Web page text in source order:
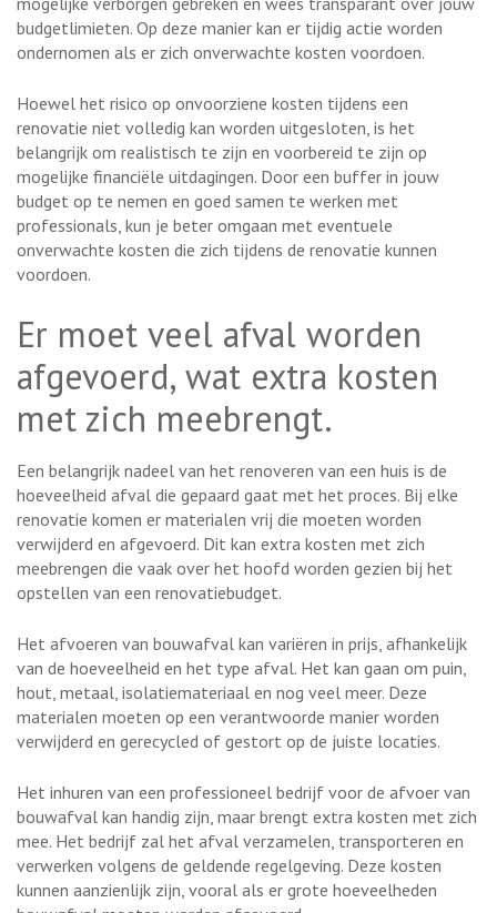
budgetlimieten. Op deze manier kan er tijdig actie worden
ondernomen als er zich onverwachte kosten voordoen.
Hoewel het risico op onvoorziene kosten tijdens een
renovatie niet volledig kan worden uitgesloten, is het
belangrijk om realistisch te zijn en voorbereid te zijn op
mogelijke financiële uitdagingen. Door een buffer in jouw
budget op te nemen en goed samen te werken met
professionals, kun je beter omgaan met eventuele
onverwachte kosten die zich tijdens de renovatie kunnen
voordoen.
Er moet veel afval worden
afgevoerd, wat extra kosten
met zich meebrengt.
Een belangrijk nadeel van het renoveren van een huis is de
hoeveelheid afval die gepaard gaat met het proces. Bij elke
renovatie komen er materialen vrij die moeten worden
verwijderd en afgevoerd. Dit kan extra kosten met zich
meebrengen die vaak over het hoofd worden gezien bij het
opstellen van een renovatiebudget.
Het afvoeren van bouwafval kan variëren in prijs, afhankelijk
van de hoeveelheid en het type afval. Het kan gaan om puin,
hout, metaal, isolatiemateriaal en nog veel meer. Deze
materialen moeten op een verantwoorde manier worden
verwijderd en gerecycled of gestort op de juiste locaties.
Het inhuren van een professioneel bedrijf voor de afvoer van
bouwafval kan handig zijn, maar brengt extra kosten met zich
mee. Het bedrijf zal het afval verzamelen, transporteren en
verwerken volgens de geldende regelgeving. Deze kosten
kunnen aanzienlijk zijn, vooral als er grote hoeveelheden